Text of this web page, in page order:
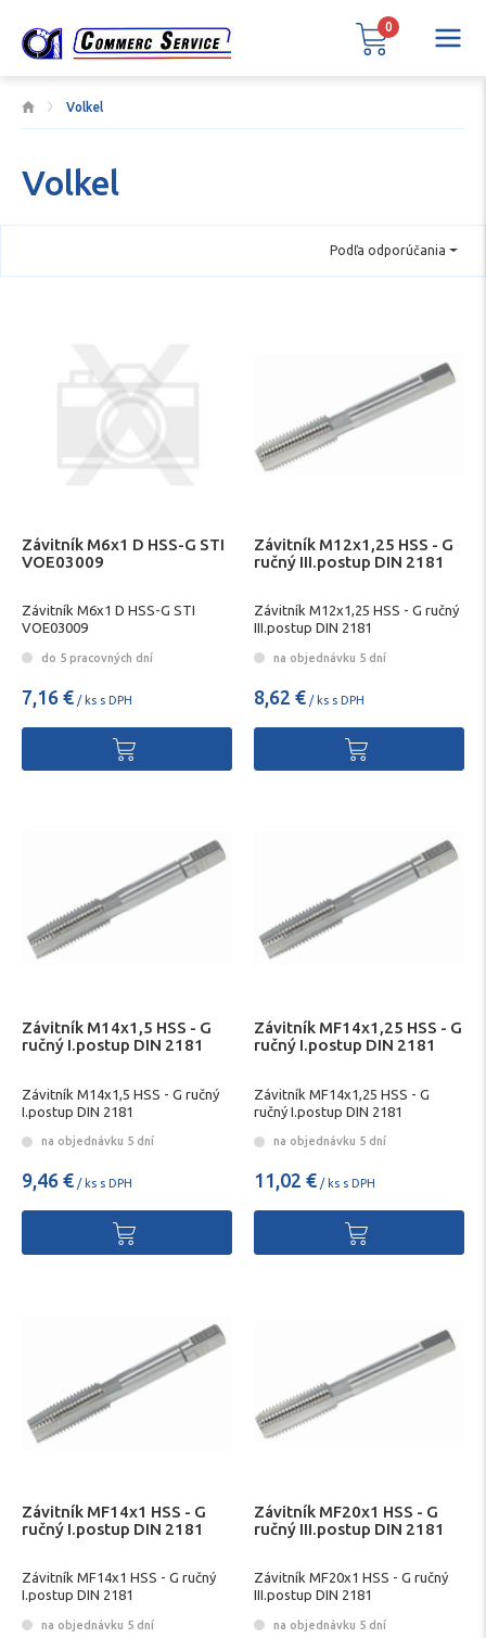
Volkel
Volkel
Podľa odporúčania
Závitník M6x1 D HSS-G STI
VOE03009
Závitník M6x1 D HSS-G STI
VOE03009
do 5 pracovných dní
7,16 € / ks s DPH
Závitník M12x1,25 HSS - G
ručný III.postup DIN 2181
Závitník M12x1,25 HSS - G ručný
III.postup DIN 2181
na objednávku 5 dní
8,62 € / ks s DPH
Závitník M14x1,5 HSS - G
ručný I.postup DIN 2181
Závitník M14x1,5 HSS - G ručný
I.postup DIN 2181
na objednávku 5 dní
9,46 € / ks s DPH
Závitník MF14x1,25 HSS - G
ručný I.postup DIN 2181
Závitník MF14x1,25 HSS - G
ručný I.postup DIN 2181
na objednávku 5 dní
11,02 € / ks s DPH
Závitník MF14x1 HSS - G
ručný I.postup DIN 2181
Závitník MF14x1 HSS - G ručný
I.postup DIN 2181
na objednávku 5 dní
Závitník MF20x1 HSS - G
ručný III.postup DIN 2181
Závitník MF20x1 HSS - G ručný
III.postup DIN 2181
na objednávku 5 dní
0